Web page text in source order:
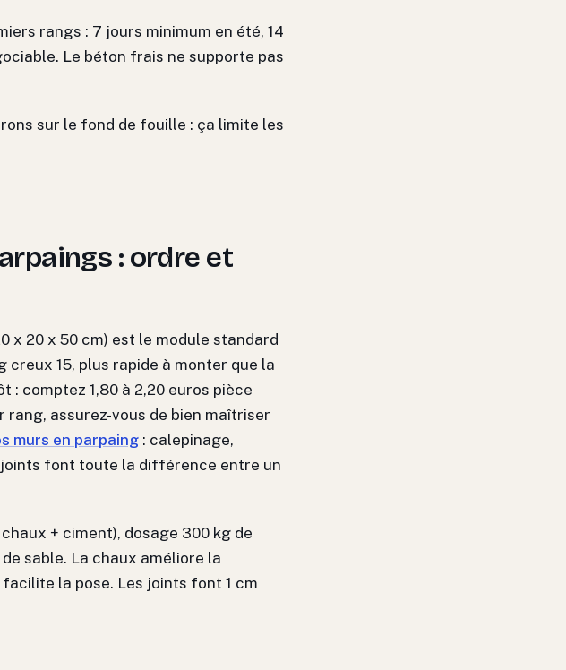
rangs : 7 jours minimum en été, 14
Le béton frais ne supporte pas
sur le fond de fouille : ça limite les
: ordre et
x 20 x 50 cm) est le module standard
creux 15, plus rapide à monter que la
: comptez 1,80 à 2,20 euros pièce
rang, assurez-vous de bien maîtriser
murs en parpaing : calepinage,
font toute la différence entre un
+ ciment), dosage 300 kg de
sable. La chaux améliore la
la pose. Les joints font 1 cm